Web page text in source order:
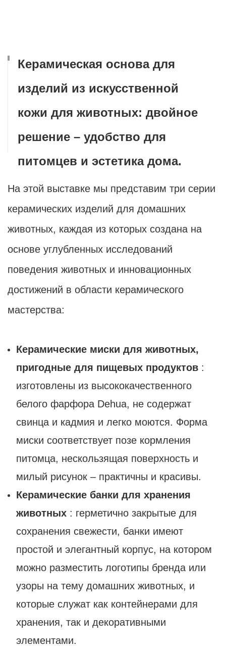
Керамическая основа для
изделий из искусственной
кожи для животных: двойное
решение – удобство для
питомцев и эстетика дома.
На этой выставке мы представим три серии
керамических изделий для домашних
животных, каждая из которых создана на
основе углубленных исследований
поведения животных и инновационных
достижений в области керамического
мастерства:
Керамические миски для животных,
пригодные для пищевых продуктов:
изготовлены из высококачественного
белого фарфора Dehua, не содержат
свинца и кадмия и легко моются. Форма
миски соответствует позе кормления
питомца, нескользящая поверхность и
милый рисунок – практичны и красивы.
Керамические банки для хранения
животных: герметично закрытые для
сохранения свежести, банки имеют
простой и элегантный корпус, на котором
можно разместить логотипы бренда или
узоры на тему домашних животных, и
которые служат как контейнерами для
хранения, так и декоративными
элементами.